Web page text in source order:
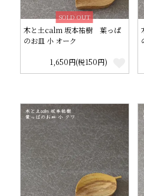
SOLD OUT
木と土calm 坂本祐樹 葉っぱ
のお皿 小 オーク
1,650円(税150円)